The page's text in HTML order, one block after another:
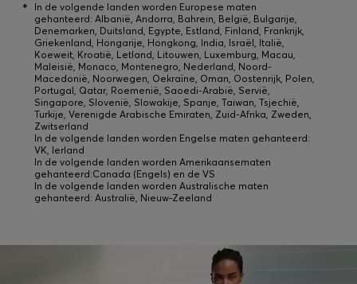
*
In de volgende landen worden Europese maten
gehanteerd: Albanië, Andorra, Bahrein, België, Bulgarije,
Denemarken, Duitsland, Egypte, Estland, Finland, Frankrijk,
Griekenland, Hongarije, Hongkong, India, Israël, Italië,
Koeweit, Kroatië, Letland, Litouwen, Luxemburg, Macau,
Maleisië, Monaco, Montenegro, Nederland, Noord-
Macedonië, Noorwegen, Oekraïne, Oman, Oostenrijk, Polen,
Portugal, Qatar, Roemenië, Saoedi-Arabië, Servië,
Singapore, Slovenië, Slowakije, Spanje, Taiwan, Tsjechië,
Turkije, Verenigde Arabische Emiraten, Zuid-Afrika, Zweden,
Zwitserland
In de volgende landen worden Engelse maten gehanteerd:
VK, Ierland
In de volgende landen worden Amerikaansematen
gehanteerd:Canada (Engels) en de VS
In de volgende landen worden Australische maten
gehanteerd: Australië, Nieuw-Zeeland